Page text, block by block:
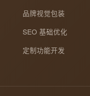
品牌视觉包装
SEO 基础优化
定制功能开发